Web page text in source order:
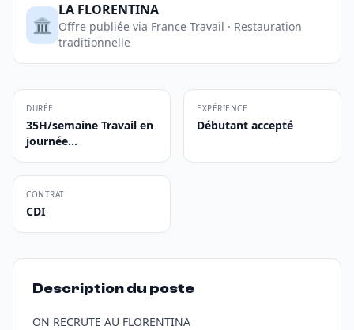
🏛️
LA FLORENTINA
Offre publiée via France Travail · Restauration
traditionnelle
DURÉE
35H/semaine Travail en
journée...
EXPÉRIENCE
Débutant accepté
CONTRAT
CDI
Description du poste
ON RECRUTE AU FLORENTINA